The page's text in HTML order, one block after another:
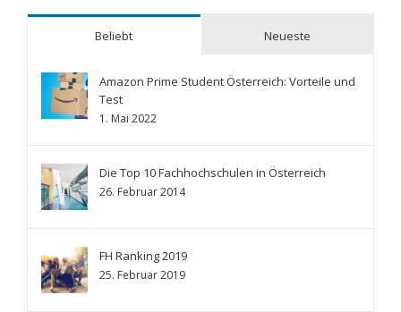
Beliebt Neueste
Amazon Prime Student Österreich: Vorteile und
Test
1. Mai 2022
Die Top 10 Fachhochschulen in Österreich
26. Februar 2014
FH Ranking 2019
25. Februar 2019